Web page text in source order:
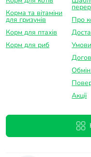
Корма та вітаміни
для гризунів
Корм для птахів
Корм для риб
Про
Акції